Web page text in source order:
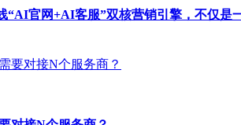
“AI官网+AI客服”双核营销引擎，不仅是